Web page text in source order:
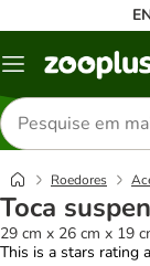
Menu
Pesquisar
produtos
Roedores
Toca
29 cm x 26 cm x 19
This is a stars rating